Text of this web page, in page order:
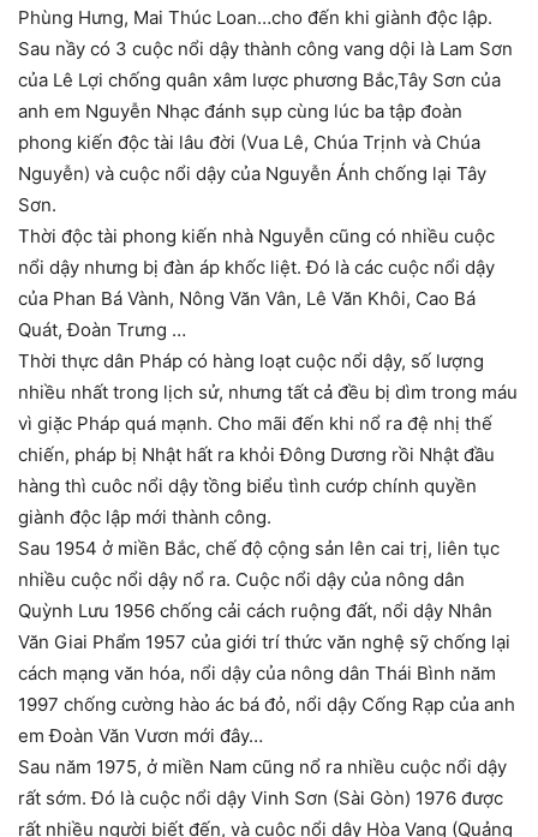
Phùng Hưng, Mai Thúc Loan…cho đến khi giành độc lập.
Sau nầy có 3 cuộc nổi dậy thành công vang dội là Lam Sơn
của Lê Lợi chống quân xâm lược phương Bắc,Tây Sơn của
anh em Nguyễn Nhạc đánh sụp cùng lúc ba tập đoàn
phong kiến độc tài lâu đời (Vua Lê, Chúa Trịnh và Chúa
Nguyễn) và cuộc nổi dậy của Nguyễn Ánh chống lại Tây
Sơn.
Thời độc tài phong kiến nhà Nguyễn cũng có nhiều cuộc
nổi dậy nhưng bị đàn áp khốc liệt. Đó là các cuộc nổi dậy
của Phan Bá Vành, Nông Văn Vân, Lê Văn Khôi, Cao Bá
Quát, Đoàn Trưng …
Thời thực dân Pháp có hàng loạt cuộc nổi dậy, số lượng
nhiều nhất trong lịch sử, nhưng tất cả đều bị dìm trong máu
vì giặc Pháp quá mạnh. Cho mãi đến khi nổ ra đệ nhị thế
chiến, pháp bị Nhật hất ra khỏi Đông Dương rồi Nhật đầu
hàng thì cuôc nổi dậy tồng biểu tình cướp chính quyền
giành độc lập mới thành công.
Sau 1954 ở miền Bắc, chế độ cộng sản lên cai trị, liên tục
nhiều cuộc nổi dậy nổ ra. Cuộc nổi dậy của nông dân
Quỳnh Lưu 1956 chống cải cách ruộng đất, nổi dậy Nhân
Văn Giai Phẩm 1957 của giới trí thức văn nghệ sỹ chống lại
cách mạng văn hóa, nổi dậy của nông dân Thái Bình năm
1997 chống cường hào ác bá đỏ, nổi dậy Cống Rạp của anh
em Đoàn Văn Vươn mới đây…
Sau năm 1975, ở miền Nam cũng nổ ra nhiều cuộc nổi dậy
rất sớm. Đó là cuộc nổi dậy Vinh Sơn (Sài Gòn) 1976 được
rất nhiều người biết đến, và cuộc nổi dậy Hòa Vang (Quảng